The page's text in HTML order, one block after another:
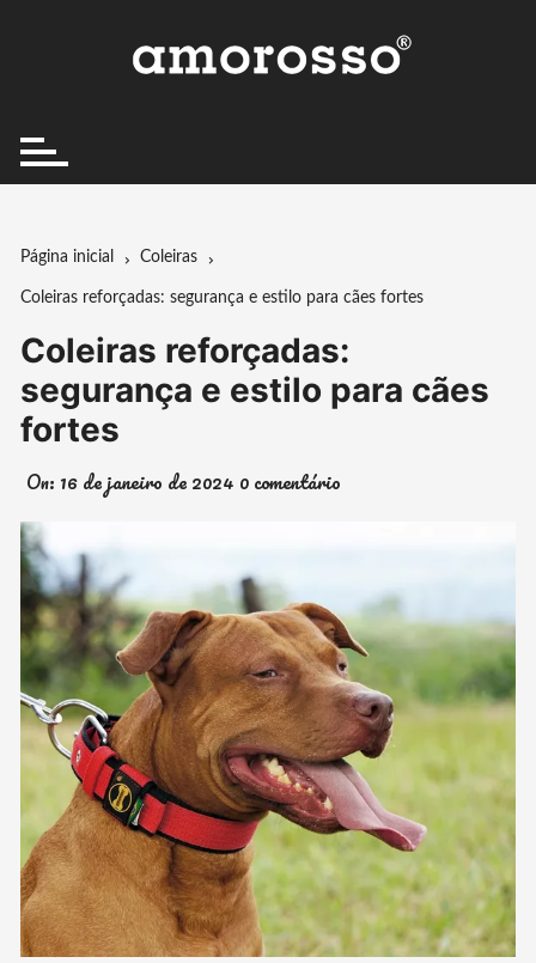
Página inicial Coleiras
Coleiras reforçadas: segurança e estilo para cães fortes
Coleiras reforçadas:
segurança e estilo para cães
fortes
On: 16 de janeiro de 2024 0 comentário